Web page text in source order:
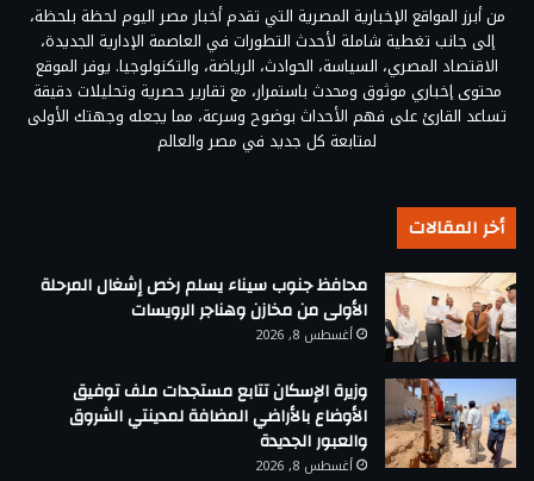
من أبرز المواقع الإخبارية المصرية التي تقدم أخبار مصر اليوم لحظة بلحظة،
إلى جانب تغطية شاملة لأحدث التطورات في العاصمة الإدارية الجديدة،
الاقتصاد المصري، السياسة، الحوادث، الرياضة، والتكنولوجيا. يوفر الموقع
محتوى إخباري موثوق ومحدث باستمرار، مع تقارير حصرية وتحليلات دقيقة
تساعد القارئ على فهم الأحداث بوضوح وسرعة، مما يجعله وجهتك الأولى
لمتابعة كل جديد في مصر والعالم
أخر المقالات
محافظ جنوب سيناء يسلم رخص إشغال المرحلة
الأولى من مخازن وهناجر الرويسات
أغسطس 8, 2026
وزيرة الإسكان تتابع مستجدات ملف توفيق
الأوضاع بالأراضي المضافة لمدينتي الشروق
والعبور الجديدة
أغسطس 8, 2026